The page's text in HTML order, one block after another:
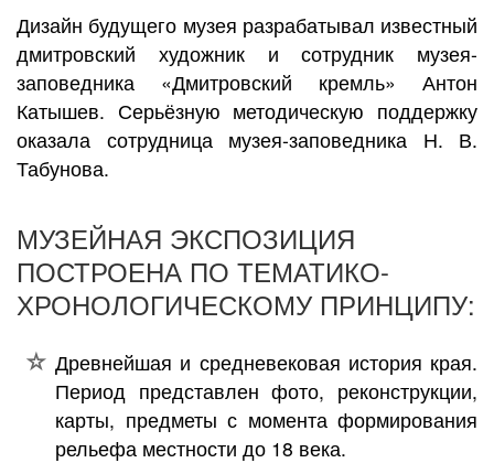
Дизайн будущего музея разрабатывал известный
дмитровский художник и сотрудник музея-
заповедника «Дмитровский кремль» Антон
Катышев. Серьёзную методическую поддержку
оказала сотрудница музея-заповедника Н. В.
Табунова.
МУЗЕЙНАЯ ЭКСПОЗИЦИЯ
ПОСТРОЕНА ПО ТЕМАТИКО-
ХРОНОЛОГИЧЕСКОМУ ПРИНЦИПУ:
Древнейшая и средневековая история края.
Период представлен фото, реконструкции,
карты, предметы с момента формирования
рельефа местности до 18 века.